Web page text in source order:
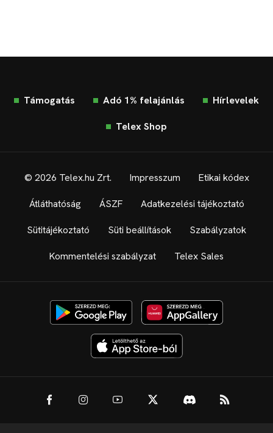
Támogatás Adó 1% felajánlás Hírlevelek
Telex Shop
© 2026 Telex.hu Zrt. Impresszum Etikai kódex
Átláthatóság ÁSZF Adatkezelési tájékoztató
Sütitájékoztató Süti beállítások Szabályzatok
Kommentelési szabályzat Telex Sales